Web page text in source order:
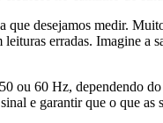
desejamos medir.
erradas. Imagine a
ou 60 Hz, dependendo
e garantir que o que